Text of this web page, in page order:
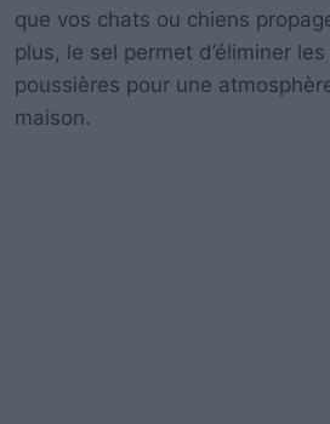
que vos chats ou chiens
plus, le sel permet d’éliminer
poussières pour une
maison.